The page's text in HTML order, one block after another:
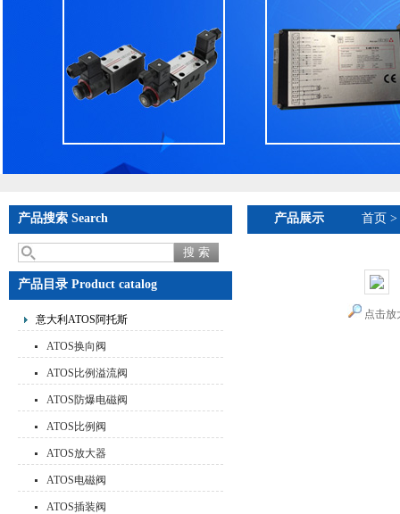
产品搜索 Search
产品目录 Product catalog
意大利ATOS阿托斯
ATOS换向阀
ATOS比例溢流阀
ATOS防爆电磁阀
ATOS比例阀
ATOS放大器
ATOS电磁阀
ATOS插装阀
产品展示 首页 >
点击放